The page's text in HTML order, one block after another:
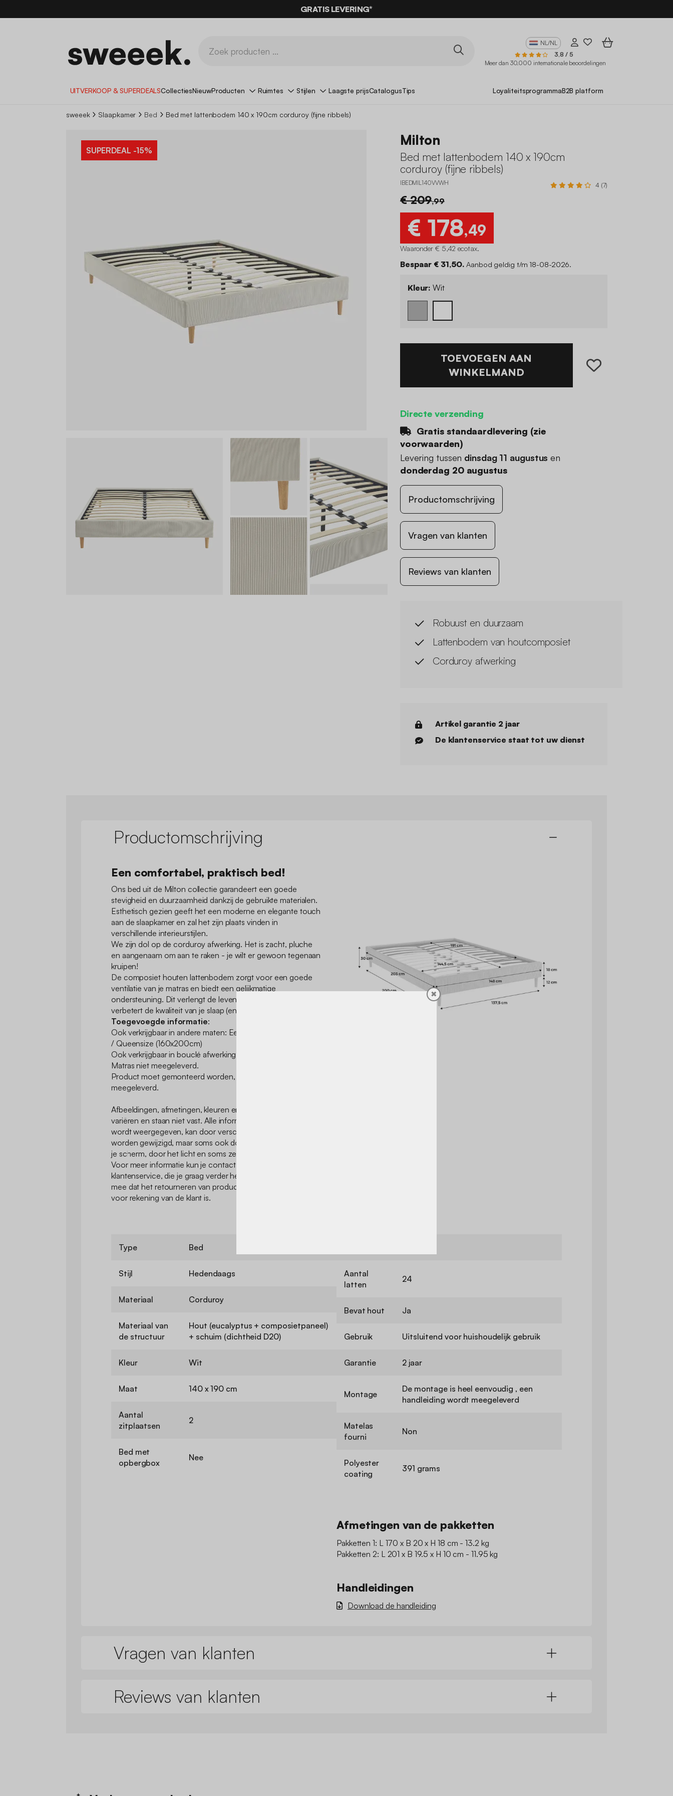
GRATIS LEVERING*
NL/NL
3,8 / 5
Meer dan 30.000 internationale beoordelingen
UITVERKOOP & SUPERDEALSCollectiesNieuwProducten Ruimtes Stijlen Laagste prijsCatalogusTips LoyaliteitsprogrammaB2B platform
sweeek Slaapkamer Bed Bed met lattenbodem 140 x 190cm corduroy (fijne ribbels)
SUPERDEAL -15%
Milton
Bed met lattenbodem 140 x 190cm
corduroy (fijne ribbels)
IBEDMIL140VVWH 4 (7)
€ 209,99
€ 178,49
Waaronder € 5,42 ecotax.
Bespaar € 31,50.Aanbod geldig t/m 18-08-2026.
Kleur: Wit
TOEVOEGEN AAN
WINKELMAND
Directe verzending
Gratis standaardlevering (zie
voorwaarden)
Levering tussen dinsdag 11 augustus en
donderdag 20 augustus
Productomschrijving
Vragen van klanten
Reviews van klanten
Robuust en duurzaam
Lattenbodem van houtcomposiet
Corduroy afwerking
Artikel garantie 2 jaar
De klantenservice staat tot uw dienst
Productomschrijving
Een comfortabel, praktisch bed!
Ons bed uit de Milton collectie garandeert een goede
stevigheid en duurzaamheid dankzij de gebruikte materialen.
Esthetisch gezien geeft het een moderne en elegante touch
aan de slaapkamer en zal het zijn plaats vinden in
verschillende interieurstijlen.
We zijn dol op de corduroy afwerking. Het is zacht, pluche
en aangenaam om aan te raken - je wilt er gewoon tegenaan
kruipen!
De composiet houten lattenbodem zorgt voor een goede
ventilatie van je matras en biedt een gelijkmatige
ondersteuning. Dit verlengt de levensduur van je matras en
verbetert de kwaliteit van je slaap (en dat is niet niks!)
Toegevoegde informatie:
Ook verkrijgbaar in andere maten: Eenpersoons (90x190cm)
/ Queensize (160x200cm)
Ook verkrijgbaar in bouclé afwerking.
Matras niet meegeleverd.
Product moet gemonteerd worden, instructies
meegeleverd.
Afbeeldingen, afmetingen, kleuren en productnamen kunnen
variëren en staan niet vast. Alle informatie die op het scherm
wordt weergegeven, kan door verschillende factoren
worden gewijzigd, maar soms ook door de configuratie van
je scherm, door het licht en soms zelfs door de kijkhoek.
Voor meer informatie kun je contact opnemen met onze
klantenservice, die je graag verder helpt. Houd er rekening
mee dat het retourneren van producten om deze redenen
voor rekening van de klant is.
Type Bed
Stijl Hedendaags
Materiaal Corduroy
Materiaal van
de structuur
Hout (eucalyptus + composietpaneel)
+ schuim (dichtheid D20)
Kleur Wit
Maat 140 x 190 cm
Aantal
zitplaatsen
2
Bed met
opbergbox
Nee
Aantal
latten
24
Bevat hout Ja
Gebruik Uitsluitend voor huishoudelijk gebruik
Garantie 2 jaar
Montage
De montage is heel eenvoudig , een
handleiding wordt meegeleverd
Matelas
fourni
Non
Polyester
coating
391 grams
Afmetingen van de pakketten
Pakketten 1: L 170 x B 20 x H 18 cm - 13.2 kg
Pakketten 2: L 201 x B 19.5 x H 10 cm - 11.95 kg
Handleidingen
Download de handleiding
Vragen van klanten
Reviews van klanten
✖